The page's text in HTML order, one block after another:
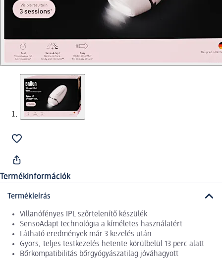
Termékinformációk
Termékleírás
Villanófényes IPL szőrtelenítő készülék
SensoAdapt technológia a kíméletes használatért
Látható eredmények már 3 kezelés után
Gyors, teljes testkezelés hetente körülbelül 13 perc alatt
Bőrkompatibilitás bőrgyógyászatilag jóváhagyott